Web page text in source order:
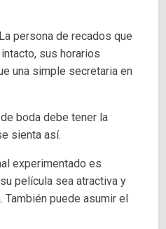
persona de recados que
sus horarios
una simple secretaria en
boda debe tener la
sienta así.
experimentado es
película sea atractiva y
También puede asumir el